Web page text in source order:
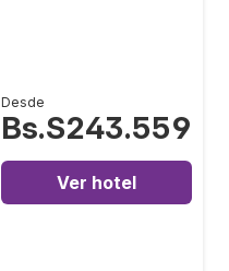
Desde
Bs.S243.559
Ver hotel